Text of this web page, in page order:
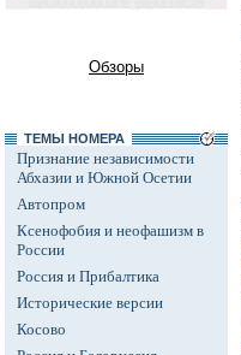
Обзоры
ТЕМЫ НОМЕРА
Признание независимости
Абхазии и Южной Осетии
Автопром
Ксенофобия и неофашизм в
России
Россия и Прибалтика
Исторические версии
Косово